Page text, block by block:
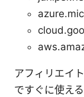
アフィリエイ
ですぐに使え